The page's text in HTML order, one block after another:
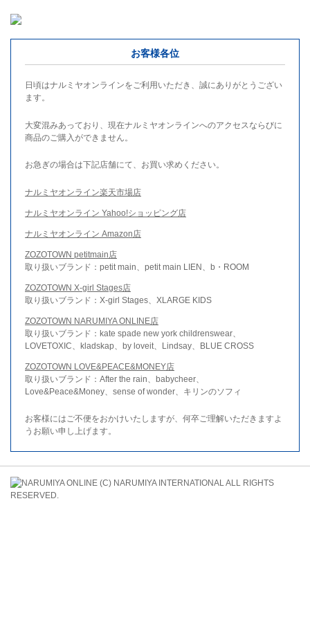
お客様各位
日頃はナルミヤオンラインをご利用いただき、誠にありがとうござい
ます。
大変混みあっており、現在ナルミヤオンラインへのアクセスならびに
商品のご購入ができません。
お急ぎの場合は下記店舗にて、お買い求めください。
ナルミヤオンライン楽天市場店
ナルミヤオンライン Yahoo!ショッピング店
ナルミヤオンライン Amazon店
ZOZOTOWN petitmain店
取り扱いブランド：petit main、petit main LIEN、b・ROOM
ZOZOTOWN X-girl Stages店
取り扱いブランド：X-girl Stages、XLARGE KIDS
ZOZOTOWN NARUMIYA ONLINE店
取り扱いブランド：kate spade new york childrenswear、
LOVETOXIC、kladskap、by loveit、Lindsay、BLUE CROSS
ZOZOTOWN LOVE&PEACE&MONEY店
取り扱いブランド：After the rain、babycheer、
Love&Peace&Money、sense of wonder、キリンのソフィ
お客様にはご不便をおかけいたしますが、何卒ご理解いただきますよ
うお願い申し上げます。